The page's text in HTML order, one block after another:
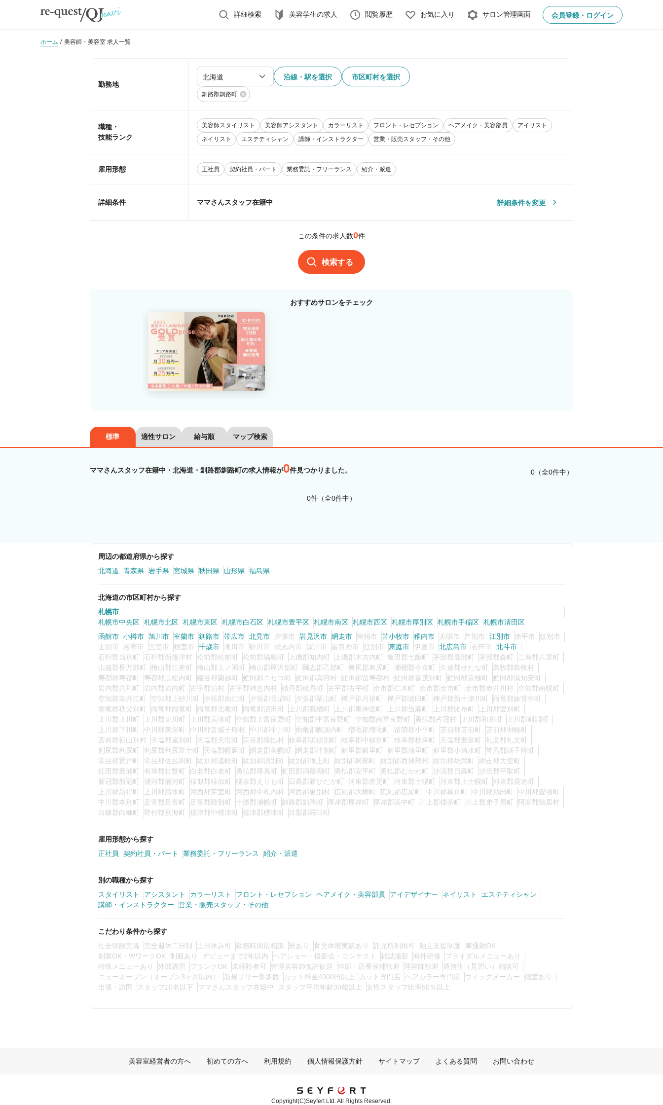
詳細検索 美容学生の求人 閲覧履歴 お気に入り サロン管理画面 会員登録・ログイン
ホーム 美容師・美容室 求人一覧
勤務地
沿線・駅を選択 市区町村を選択
釧路郡釧路町
職種・
技能ランク
美容師スタイリスト 美容師アシスタント カラーリスト フロント・レセプション ヘアメイク・美容部員
アイリスト
ネイリスト
エステティシャン 講師・インストラクター 営業・販売スタッフ・その他
雇用形態 正社員 契約社員・パート 業務委託・フリーランス 紹介・派遣
詳細条件 ママさんスタッフ在籍中 詳細条件を変更
この条件の求人数0件
検索する
おすすめサロンをチェック
標準 適性サロン 給与順 マップ検索
ママさんスタッフ在籍中・北海道・釧路郡釧路町の求人情報が0件見つかりました。 0（全0件中）
0件（全0件中）
周辺の都道府県から探す
北海道
青森県 岩手県 宮城県 秋田県 山形県 福島県
北海道の市区町村から探す
札幌市
札幌市中央区 札幌市北区 札幌市東区 札幌市白石区 札幌市豊平区 札幌市南区 札幌市西区 札幌市厚別区 札幌市手稲区 札幌市清田区
函館市 小樽市 旭川市 室蘭市 釧路市 帯広市 北見市 夕張市 岩見沢市 網走市 留萌市 苫小牧市 稚内市 美唄市 芦別市 江別市 赤平市
紋別市
士別市
名寄市 三笠市 根室市 千歳市 滝川市 砂川市 歌志内市 深川市 富良野市 登別市 恵庭市 伊達市 北広島市 石狩市
北斗市
石狩郡当別町
石狩郡新篠津村 松前郡松前町 松前郡福島町 上磯郡知内町 上磯郡木古内町 亀田郡七飯町 茅部郡鹿部町 茅部郡森町
二海郡八雲町
山越郡長万部町
檜山郡江差町 檜山郡上ノ国町 檜山郡厚沢部町 爾志郡乙部町 奥尻郡奥尻町 瀬棚郡今金町 久遠郡せたな町
島牧郡島牧村
寿都郡寿都町
寿都郡黒松内町 磯谷郡蘭越町 虻田郡ニセコ町 虻田郡真狩村 虻田郡留寿都村 虻田郡喜茂別町 虻田郡京極町
虻田郡倶知安町
岩内郡共和町
岩内郡岩内町 古宇郡泊村 古宇郡神恵内村 積丹郡積丹町 古平郡古平町 余市郡仁木町 余市郡余市町 余市郡赤井川村
空知郡南幌町
空知郡奈井江町
空知郡上砂川町 夕張郡由仁町 夕張郡長沼町 夕張郡栗山町 樺戸郡月形町 樺戸郡浦臼町 樺戸郡新十津川町
雨竜郡妹背牛町
雨竜郡秩父別町
雨竜郡雨竜町 雨竜郡北竜町 雨竜郡沼田町 上川郡鷹栖町 上川郡東神楽町 上川郡当麻町 上川郡比布町
上川郡愛別町
上川郡上川町
上川郡東川町 上川郡美瑛町 空知郡上富良野町 空知郡中富良野町 空知郡南富良野町 勇払郡占冠村 上川郡和寒町
上川郡剣淵町
上川郡下川町
中川郡美深町 中川郡音威子府村 中川郡中川町 雨竜郡幌加内町 増毛郡増毛町 留萌郡小平町 苫前郡苫前町
苫前郡羽幌町
苫前郡初山別村
天塩郡遠別町 天塩郡天塩町 宗谷郡猿払村 枝幸郡浜頓別町 枝幸郡中頓別町 枝幸郡枝幸町 天塩郡豊富町
礼文郡礼文町
利尻郡利尻町
利尻郡利尻富士町 天塩郡幌延町 網走郡美幌町 網走郡津別町 斜里郡斜里町 斜里郡清里町 斜里郡小清水町
常呂郡訓子府町
常呂郡置戸町
常呂郡佐呂間町 紋別郡遠軽町 紋別郡湧別町 紋別郡滝上町 紋別郡興部町 紋別郡西興部村 紋別郡雄武町
網走郡大空町
虻田郡豊浦町
有珠郡壮瞥町 白老郡白老町 勇払郡厚真町 虻田郡洞爺湖町 勇払郡安平町 勇払郡むかわ町 沙流郡日高町
沙流郡平取町
新冠郡新冠町
浦河郡浦河町 様似郡様似町 幌泉郡えりも町 日高郡新ひだか町 河東郡音更町 河東郡士幌町 河東郡上士幌町
河東郡鹿追町
上川郡新得町
上川郡清水町 河西郡芽室町 河西郡中札内村 河西郡更別村 広尾郡大樹町 広尾郡広尾町 中川郡幕別町 中川郡池田町
中川郡豊頃町
中川郡本別町
足寄郡足寄町 足寄郡陸別町 十勝郡浦幌町 釧路郡釧路町 厚岸郡厚岸町 厚岸郡浜中町 川上郡標茶町 川上郡弟子屈町
阿寒郡鶴居村
白糠郡白糠町
野付郡別海町 標津郡中標津町 標津郡標津町 目梨郡羅臼町
雇用形態から探す
正社員
契約社員・パート 業務委託・フリーランス 紹介・派遣
別の職種から探す
スタイリスト
アシスタント カラーリスト フロント・レセプション ヘアメイク・美容部員 アイデザイナー ネイリスト
エステティシャン
講師・インストラクター
営業・販売スタッフ・その他
こだわり条件から探す
社会保険完備
完全週休二日制 土日休み可 勤務時間応相談 寮あり 育児休暇実績あり 託児所利用可 独立支援制度
車通勤OK
副業OK・WワークOK
制服あり デビューまで2年以内 ヘアショー・撮影会・コンテスト 雑誌撮影 海外研修
ブライダルメニューあり
特殊メニューあり
外部講習 ブランクOK 未経験者可 管理美容師免許歓迎 幹部・店長候補歓迎 理容師歓迎
通信生（見習い）相談可
ニューオープン（オープン3ヶ月以内）
新規フリー客多数 カット料金4000円以上 カット専門店 ヘアカラー専門店 ウィッグメーカー
個室あり
出張・訪問
スタッフ10名以下 ママさんスタッフ在籍中 スタッフ平均年齢30歳以上 女性スタッフ比率50％以上
美容室経営者の方へ 初めての方へ 利用規約 個人情報保護方針 サイトマップ よくある質問 お問い合わせ
Copyright(C)Seyfert Ltd. All Rights Reserved.